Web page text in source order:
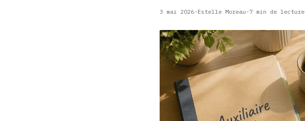
3 mai 2026 · Estelle Moreau · 7 min de lecture